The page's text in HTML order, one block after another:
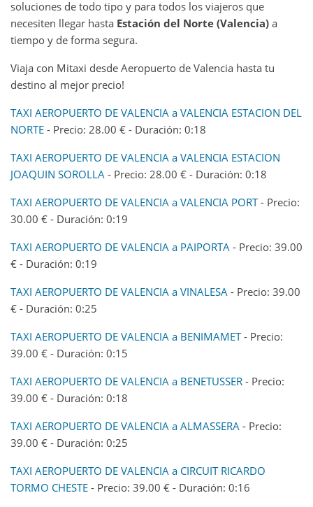
soluciones de todo tipo y para todos los viajeros que
necesiten llegar hasta Estación del Norte (Valencia) a
tiempo y de forma segura.
Viaja con Mitaxi desde Aeropuerto de Valencia hasta tu
destino al mejor precio!
TAXI AEROPUERTO DE VALENCIA a VALENCIA ESTACION DEL
NORTE - Precio: 28.00 € - Duración: 0:18
TAXI AEROPUERTO DE VALENCIA a VALENCIA ESTACION
JOAQUIN SOROLLA - Precio: 28.00 € - Duración: 0:18
TAXI AEROPUERTO DE VALENCIA a VALENCIA PORT- Precio:
30.00 € - Duración: 0:19
TAXI AEROPUERTO DE VALENCIA a PAIPORTA - Precio: 39.00
€ - Duración: 0:19
TAXI AEROPUERTO DE VALENCIA a VINALESA - Precio: 39.00
€ - Duración: 0:25
TAXI AEROPUERTO DE VALENCIA a BENIMAMET- Precio:
39.00 € - Duración: 0:15
TAXI AEROPUERTO DE VALENCIA a BENETUSSER - Precio:
39.00 € - Duración: 0:18
TAXI AEROPUERTO DE VALENCIA a ALMASSERA - Precio:
39.00 € - Duración: 0:25
TAXI AEROPUERTO DE VALENCIA a CIRCUIT RICARDO
TORMO CHESTE - Precio: 39.00 € - Duración: 0:16